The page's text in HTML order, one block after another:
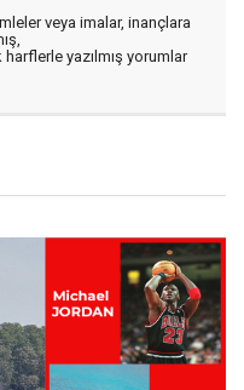
veya imalar, inançlara
yazılmış yorumlar